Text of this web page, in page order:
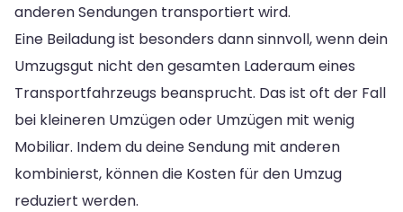
anderen Sendungen transportiert wird.
Eine Beiladung ist besonders dann sinnvoll, wenn dein
Umzugsgut nicht den gesamten Laderaum eines
Transportfahrzeugs beansprucht. Das ist oft der Fall
bei kleineren Umzügen oder Umzügen mit wenig
Mobiliar. Indem du deine Sendung mit anderen
kombinierst, können die Kosten für den Umzug
reduziert werden.